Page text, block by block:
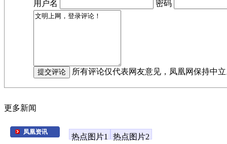
用户名
密码
所有评论仅代表网友意见，凤凰网保持中
更多新闻
凤凰资讯
热点图片1 热点图片2